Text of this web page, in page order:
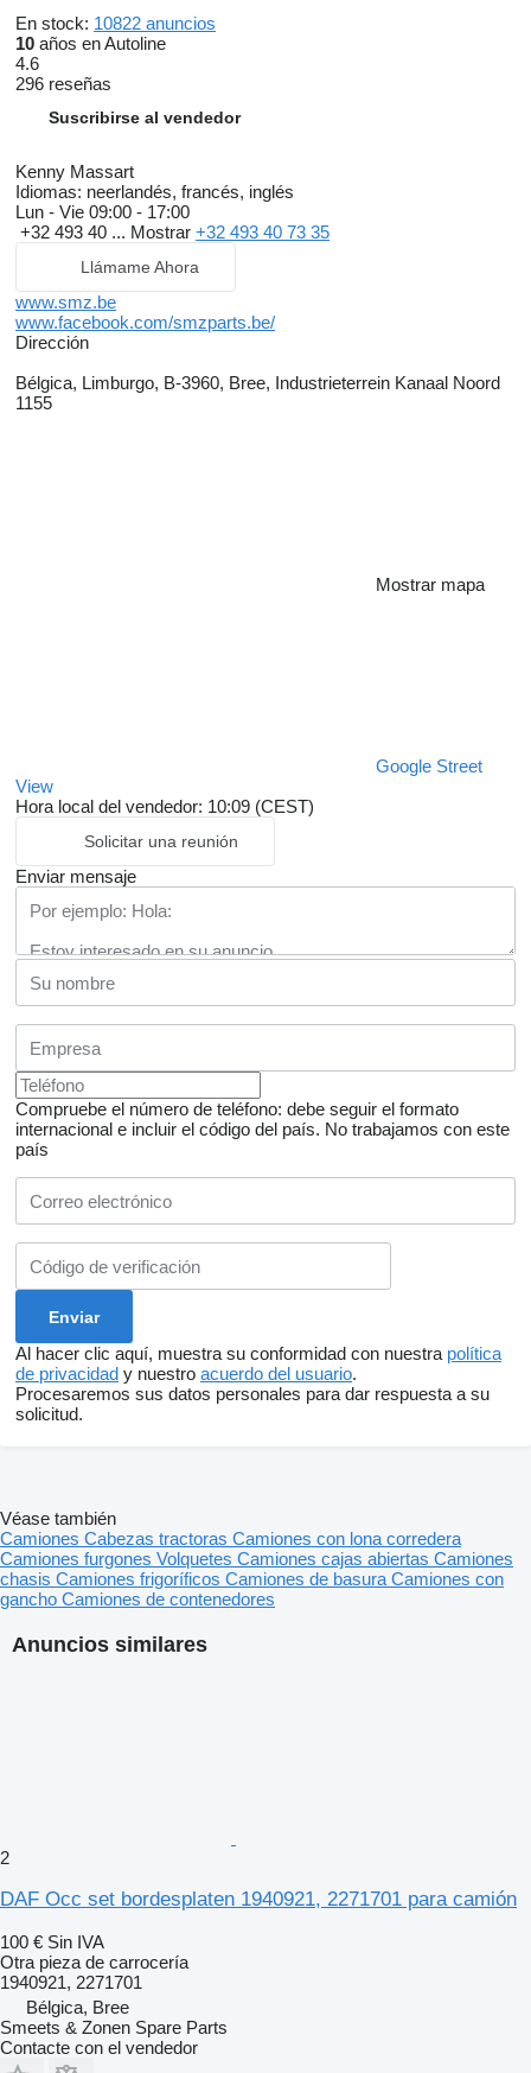
En stock: 10822 anuncios
10 años en Autoline
4.6
296 reseñas
Suscribirse al vendedor
Kenny Massart
Idiomas: neerlandés, francés, inglés
Lun - Vie 09:00 - 17:00
+32 493 40 ... Mostrar +32 493 40 73 35
Llámame Ahora
www.smz.be
www.facebook.com/smzparts.be/
Dirección
Bélgica, Limburgo, B-3960, Bree, Industrieterrein Kanaal Noord
1155
Mostrar mapa
Google Street
View
Hora local del vendedor: 10:09 (CEST)
Solicitar una reunión
Enviar mensaje
Compruebe el número de teléfono: debe seguir el formato
internacional e incluir el código del país. No trabajamos con este
país
Al hacer clic aquí, muestra su conformidad con nuestra política
de privacidad y nuestro acuerdo del usuario.
Procesaremos sus datos personales para dar respuesta a su
solicitud.
Anuncios similares
2
DAF Occ set bordesplaten 1940921, 2271701 para camión
100 € Sin IVA
Otra pieza de carrocería
1940921, 2271701
Bélgica, Bree
Smeets & Zonen Spare Parts
Contacte con el vendedor
Véase también
Camiones Cabezas tractoras Camiones con lona corredera
Camiones furgones Volquetes Camiones cajas abiertas Camiones
chasis Camiones frigoríficos Camiones de basura Camiones con
gancho Camiones de contenedores